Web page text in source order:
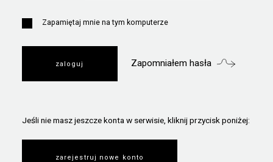
Zapamiętaj mnie na tym komputerze
Zapomniałem hasła
Jeśli nie masz jeszcze konta w serwisie, kliknij przycisk poniżej:
zarejestruj nowe konto